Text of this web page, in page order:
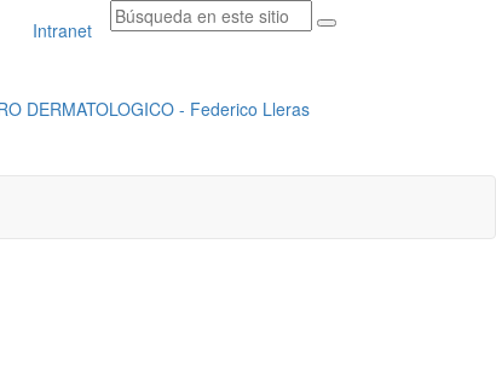
Intranet
RADICACION ORFEO